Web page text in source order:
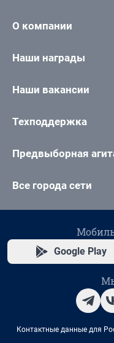
О компании
Наши награды
Наши вакансии
Техподдержка
Предвыборная
Все города сети
Google Play
Контактные данные для